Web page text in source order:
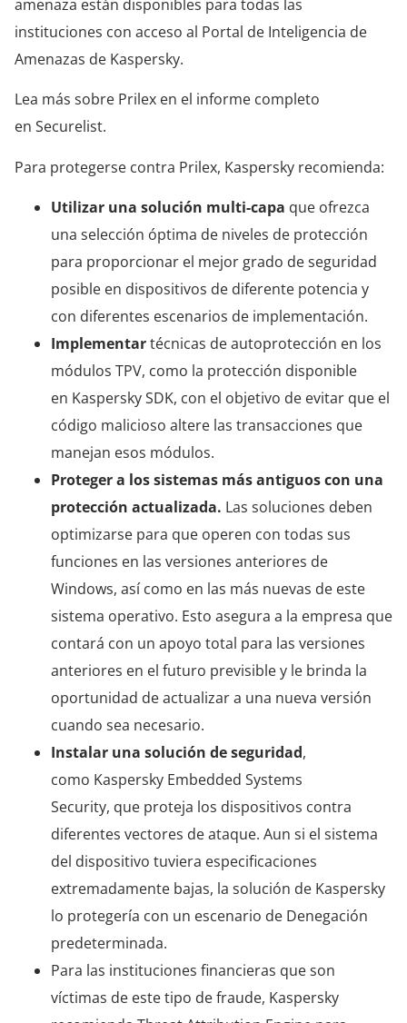
amenaza están disponibles para todas las
instituciones con acceso al Portal de Inteligencia de
Amenazas de Kaspersky.
Lea más sobre Prilex en el informe completo
en Securelist.
Para protegerse contra Prilex, Kaspersky recomienda:
Utilizar una solución multi-capa que ofrezca
una selección óptima de niveles de protección
para proporcionar el mejor grado de seguridad
posible en dispositivos de diferente potencia y
con diferentes escenarios de implementación.
Implementartécnicas de autoprotección en los
módulos TPV, como la protección disponible
en Kaspersky SDK, con el objetivo de evitar que el
código malicioso altere las transacciones que
manejan esos módulos.
Proteger a los sistemas más antiguos con una
protección actualizada. Las soluciones deben
optimizarse para que operen con todas sus
funciones en las versiones anteriores de
Windows, así como en las más nuevas de este
sistema operativo. Esto asegura a la empresa que
contará con un apoyo total para las versiones
anteriores en el futuro previsible y le brinda la
oportunidad de actualizar a una nueva versión
cuando sea necesario.
Instalar una solución de seguridad,
como Kaspersky Embedded Systems
Security, que proteja los dispositivos contra
diferentes vectores de ataque. Aun si el sistema
del dispositivo tuviera especificaciones
extremadamente bajas, la solución de Kaspersky
lo protegería con un escenario de Denegación
predeterminada.
Para las instituciones financieras que son
víctimas de este tipo de fraude, Kaspersky